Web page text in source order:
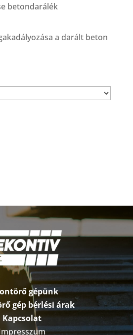
betondarálék
a darált beton
gépünk
gép bérlési árak
Kapcsolat